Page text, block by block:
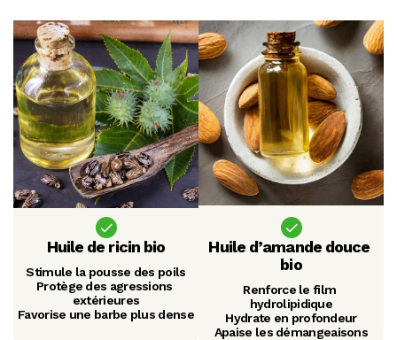
Huile de ricin bio
Stimule la pousse des poils
Protège des agressions
extérieures
Favorise une barbe plus dense
Huile d’amande douce
bio
Renforce le film
hydrolipidique
Hydrate en profondeur
Apaise les démangeaisons